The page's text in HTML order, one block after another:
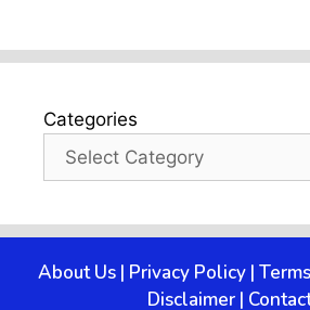
Categories
About Us| Privacy Policy|
Disclaimer |